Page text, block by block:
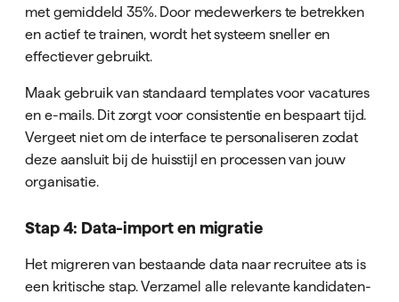
met gemiddeld 35%. Door medewerkers te betrekken
en actief te trainen, wordt het systeem sneller en
effectiever gebruikt.
Maak gebruik van standaard templates voor vacatures
en e-mails. Dit zorgt voor consistentie en bespaart tijd.
Vergeet niet om de interface te personaliseren zodat
deze aansluit bij de huisstijl en processen van jouw
organisatie.
Stap 4: Data-import en migratie
Het migreren van bestaande data naar recruitee ats is
een kritische stap. Verzamel alle relevante kandidaten-